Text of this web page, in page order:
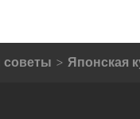
советы Японская